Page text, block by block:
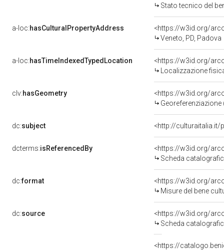
Stato tecnico del
a-loc:hasCulturalPropertyAddress
<https://w3id.org/
Veneto, PD, Padova
a-loc:hasTimeIndexedTypedLocation
<https://w3id.org/
Localizzazione
clv:hasGeometry
<https://w3id.org/
dc:subject <http://culturaitalia.it/
dcterms:isReferencedBy
<https://w3id.org/
Scheda
dc:format
<https://w3id.org/
Misure del bene
dc:source
<https://w3id.org/
Scheda
<https://